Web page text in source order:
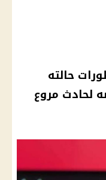
حالته
لحادث مروع